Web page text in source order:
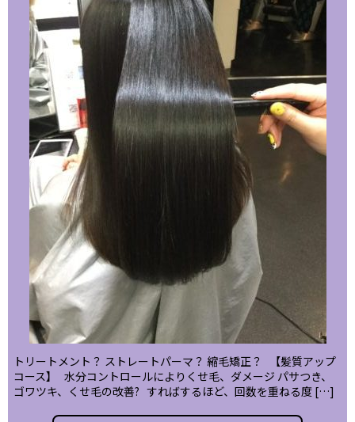
トリートメント？ ストレートパーマ？ 縮毛矯正？ 【髪質アップ
コース】 水分コントロールによりくせ毛、ダメージ パサつき、
ゴワツキ、くせ毛の改善? すればするほど、回数を重ねる度 […]